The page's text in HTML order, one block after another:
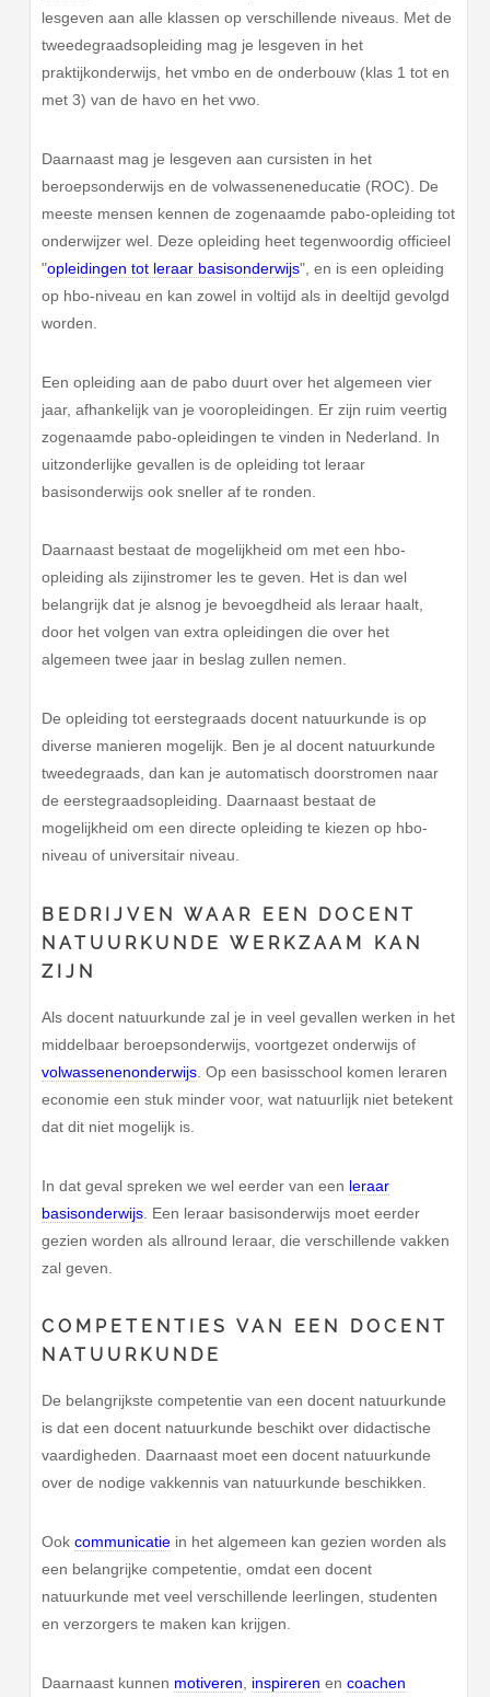
lesgeven aan alle klassen op verschillende niveaus. Met de
tweedegraadsopleiding mag je lesgeven in het
praktijkonderwijs, het vmbo en de onderbouw (klas 1 tot en
met 3) van de havo en het vwo.
Daarnaast mag je lesgeven aan cursisten in het
beroepsonderwijs en de volwasseneneducatie (ROC). De
meeste mensen kennen de zogenaamde pabo-opleiding tot
onderwijzer wel. Deze opleiding heet tegenwoordig officieel
"opleidingen tot leraar basisonderwijs", en is een opleiding
op hbo-niveau en kan zowel in voltijd als in deeltijd gevolgd
worden.
Een opleiding aan de pabo duurt over het algemeen vier
jaar, afhankelijk van je vooropleidingen. Er zijn ruim veertig
zogenaamde pabo-opleidingen te vinden in Nederland. In
uitzonderlijke gevallen is de opleiding tot leraar
basisonderwijs ook sneller af te ronden.
Daarnaast bestaat de mogelijkheid om met een hbo-
opleiding als zijinstromer les te geven. Het is dan wel
belangrijk dat je alsnog je bevoegdheid als leraar haalt,
door het volgen van extra opleidingen die over het
algemeen twee jaar in beslag zullen nemen.
De opleiding tot eerstegraads docent natuurkunde is op
diverse manieren mogelijk. Ben je al docent natuurkunde
tweedegraads, dan kan je automatisch doorstromen naar
de eerstegraadsopleiding. Daarnaast bestaat de
mogelijkheid om een directe opleiding te kiezen op hbo-
niveau of universitair niveau.
BEDRIJVEN WAAR EEN DOCENT
NATUURKUNDE WERKZAAM KAN
ZIJN
Als docent natuurkunde zal je in veel gevallen werken in het
middelbaar beroepsonderwijs, voortgezet onderwijs of
volwassenenonderwijs . Op een basisschool komen leraren
economie een stuk minder voor, wat natuurlijk niet betekent
dat dit niet mogelijk is.
In dat geval spreken we wel eerder van een leraar
basisonderwijs . Een leraar basisonderwijs moet eerder
gezien worden als allround leraar, die verschillende vakken
zal geven.
COMPETENTIES VAN EEN DOCENT
NATUURKUNDE
De belangrijkste competentie van een docent natuurkunde
is dat een docent natuurkunde beschikt over didactische
vaardigheden. Daarnaast moet een docent natuurkunde
over de nodige vakkennis van natuurkunde beschikken.
Ookcommunicatie in het algemeen kan gezien worden als
een belangrijke competentie, omdat een docent
natuurkunde met veel verschillende leerlingen, studenten
en verzorgers te maken kan krijgen.
Daarnaast kunnen motiveren inspireren encoachen